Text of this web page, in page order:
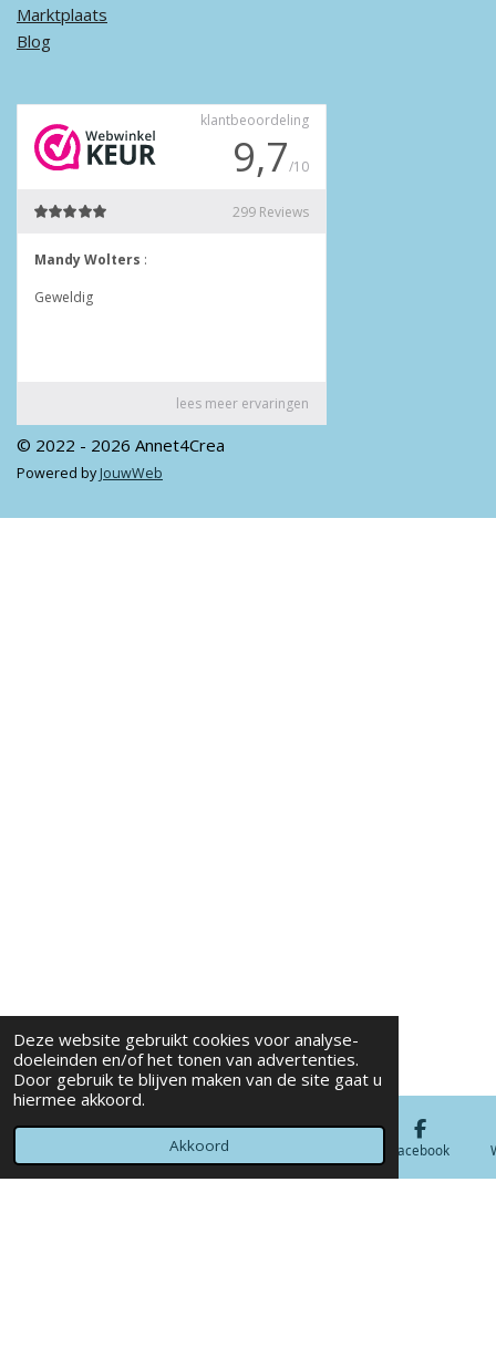
Deze website gebruikt cookies voor analyse-
doeleinden en/of het tonen van advertenties.
Door gebruik te blijven maken van de site gaat u
hiermee akkoord.
Akkoord
Marktplaats
Blog
© 2022 - 2026 Annet4Crea
Powered by JouwWeb
Telefoonnummer Facebook